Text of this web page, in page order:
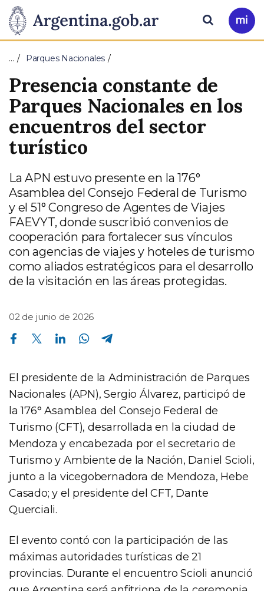
Presidencia
de
la
Nación
Pasar al contenido principal
Ir
a
Buscar
… Parques Nacionales
Presencia constante de
Parques Nacionales en los
encuentros del sector
turístico
La APN estuvo presente en la 176°
Asamblea del Consejo Federal de Turismo
y el 51° Congreso de Agentes de Viajes
FAEVYT, donde suscribió convenios de
cooperación para fortalecer sus vínculos
con agencias de viajes y hoteles de turismo
como aliados estratégicos para el desarrollo
de la visitación en las áreas protegidas.
02 de junio de 2026
Compartir en Facebook Compartir en Twitter Compartir en Linkedin Compartir en Whatsapp
El presidente de la Administración de Parques
Nacionales (APN), Sergio Álvarez, participó de
la 176° Asamblea del Consejo Federal de
Turismo (CFT), desarrollada en la ciudad de
Mendoza y encabezada por el secretario de
Turismo y Ambiente de la Nación, Daniel Scioli,
junto a la vicegobernadora de Mendoza, Hebe
Casado; y el presidente del CFT, Dante
Querciali.
El evento contó con la participación de las
máximas autoridades turísticas de 21
provincias. Durante el encuentro Scioli anunció